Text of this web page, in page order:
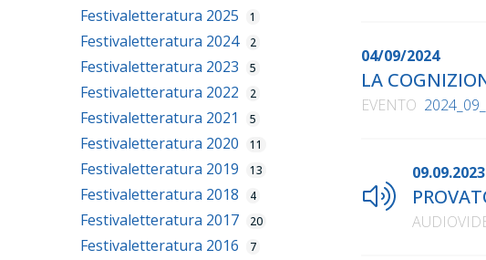
Festivaletteratura 2025
1
Festivaletteratura 2024 2
Festivaletteratura 2023 5
Festivaletteratura 2022 2
Festivaletteratura 2021 5
Festivaletteratura 2020 11
Festivaletteratura 2019 13
Festivaletteratura 2018 4
Festivaletteratura 2017 20
Festivaletteratura 2016 7
04/09/2024
LA
EVENTO
09.09.2023